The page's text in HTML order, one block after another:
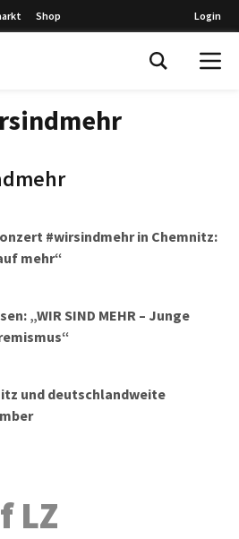
Shop Login
#wirsindmehr in Chemnitz:
mehr“
„WIR SIND MEHR – Junge
und deutschlandweite
LZ